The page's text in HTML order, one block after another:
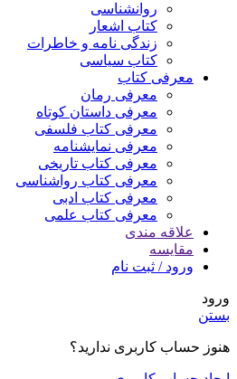
روانشناسی
کتاب اشعار
زندگی نامه و خاطرات
کتاب سیاسی
معرفی کتاب
معرفی رمان
معرفی داستان کوتاه
معرفی کتاب فلسفی
معرفی نمایشنامه
معرفی کتاب تاریخی
معرفی کتاب رواشناسی
معرفی کتاب ادبی
معرفی کتاب علمی
علاقه مندی
مقایسه
ورود / ثبت نام
ورود
بستن
هنوز حساب کاربری ندارید؟